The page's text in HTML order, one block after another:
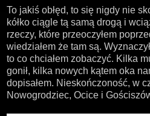
To jakiś obłęd, to się nigdy nie
kółko ciągle tą samą drogą i
rzeczy, które przeoczyłem
wiedziałem że tam są.
to co chciałem zobaczyć. Kilka
gonił, kilka nowych kątem oka
dopisałem. Nieskończoność, w
Nowogrodziec, Ocice i